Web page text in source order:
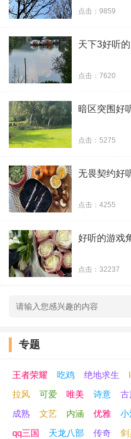
31、笑忘@
32、我深知你并不爱
33、卐日出成熟
34、心向阳ゝ无谓伤
35、梦中的蔷薇,
36、金钱打造资本
37、满眼星河皆醉
39、心弦
40、狂歌痛饮
41、缺份矜持
42、暴烈你的小心肝
43、长夏逝去
44、心里莫名的难过
45、皮卡啾
点击：9859
天下3好听
点击：7620
暗区突围好
点击：5275
无畏契约好
点击：4255
好听的游戏
点击：32237
专题
王者荣耀 吃鸡 绝地求生
拉风
可爱 唯美 诗意 古
成熟
文艺 内涵 优雅 小
qq三国
天龙八部 传奇 剑